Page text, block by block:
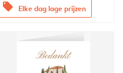
offers Elke dag lage prijzen